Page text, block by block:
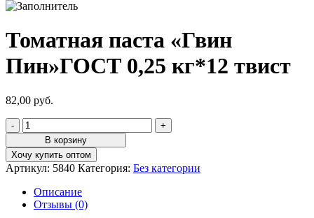
Томатная паста «Гвин
Пин»ГОСТ 0,25 кг*12 твист
82,00 руб.
Количество
товара
Томатная
паста
"Гвин
Пин"ГОСТ
0,25
кг*12
В корзину
Хочу купить оптом
Артикул: 5840 Категория: Без категории
Описание
Отзывы (0)